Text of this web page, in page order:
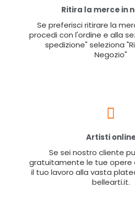
Ritira la merce in
Se preferisci ritirare la
procedi con l'ordine e alla
spedizione" seleziona
Negozio"
Artisti
Se sei nostro cliente
gratuitamente le tue opere
il tuo lavoro alla vasta
bellearti.it.